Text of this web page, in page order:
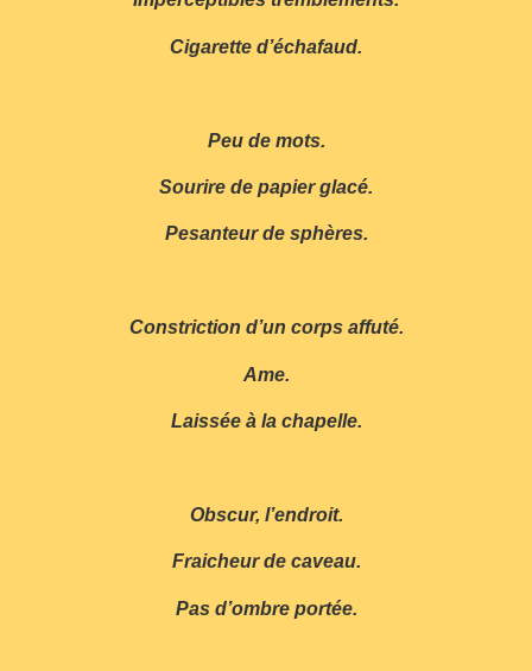
Cigarette d’échafaud.
Peu de mots.
Sourire de papier glacé.
Pesanteur de sphères.
Constriction d’un corps affuté.
Ame.
Laissée à la chapelle.
Obscur, l’endroit.
Fraicheur de caveau.
Pas d’ombre portée.